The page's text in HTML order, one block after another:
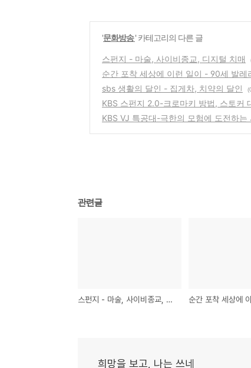
'문화방송' 카테고리의 다른 글
스펀지 - 마술, 사이비종교, 디지털 치매
순간 포착 세상에 이런 일이 - 90세 발레
sbs 생활의 달인 - 집게차, 치약의 달인
KBS 스펀지 2.0-크로마키 방법, 스토커
KBS VJ 특공대-극한의 모험에 도전하
관련글
스펀지 - 마술, 사이비종교, 디지털 치매
희망을 보고, 나는 쓰네